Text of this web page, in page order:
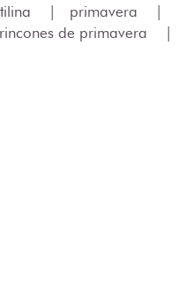
| primavera
|
rincones de primavera
|